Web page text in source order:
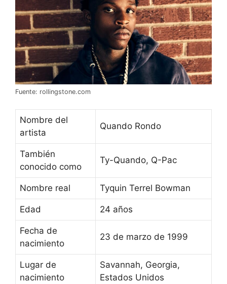
Fuente: rollingstone.com
Nombre del
artista
Quando Rondo
También
conocido como
Ty-Quando, Q-Pac
Nombre real Tyquin Terrel Bowman
Edad 24 años
Fecha de
nacimiento
23 de marzo de 1999
Lugar de
nacimiento
Savannah, Georgia,
Estados Unidos